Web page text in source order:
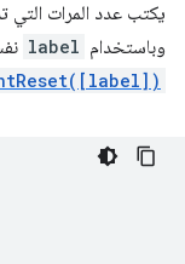
يكتب عدد المرات التي
وباستخدام label